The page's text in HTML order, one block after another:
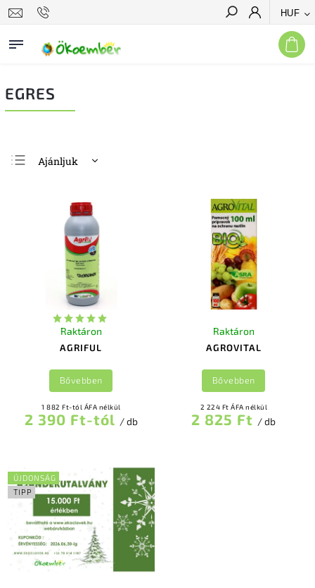
HUF
Keresés
EGRES
Ajánljuk
Legdrágább
Legnépszerűbb
termékek
ABC szerint
AGRIFUL
Raktáron
1 882 Ft-tól ÁFA nélkül
2 390 Ft-tól / db
Bővebben
AGROVITAL
Raktáron
2 224 Ft ÁFA nélkül
2 825 Ft / db
Bővebben
ÚJDONSÁG
TIPP